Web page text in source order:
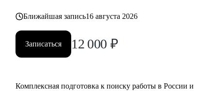
• помогаю всем со входом в IT и геймдев по РФ и
Ближайшая запись16 августа 2026
Записаться 12 000 ₽
Комплексная подготовка к поиску работы в России и